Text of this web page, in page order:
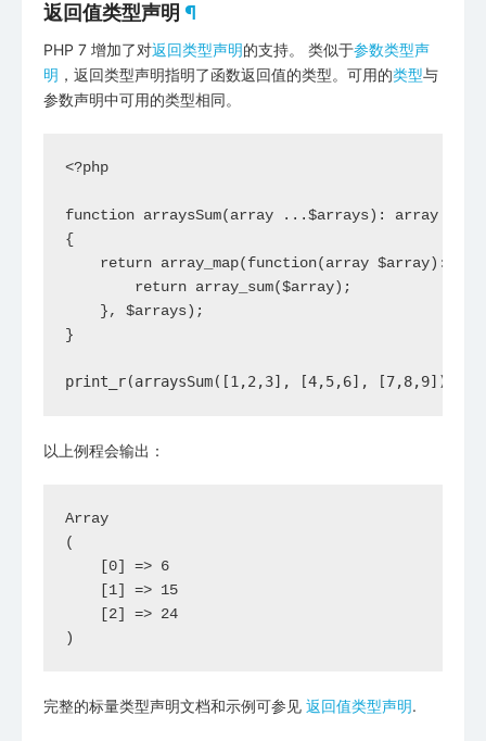
返回值类型声明 ¶
PHP 7 增加了对返回类型声明的支持。 类似于参数类型声
明 ，返回类型声明指明了函数返回值的类型。可用的类型与
参数声明中可用的类型相同。
<?php
function arraysSum(array ...$arrays): array
{
return array_map(function(array $array): int
        return array_sum($array);
    }, $arrays);
}
print_r(arraysSum([1,2,3], [4,5,6], [7,8,9]));
以上例程会输出：
Array
(
    [0] => 6
    [1] => 15
    [2] => 24
完整的标量类型声明文档和示例可参见 返回值类型声明.